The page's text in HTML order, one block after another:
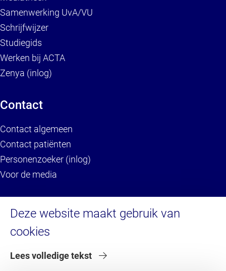
Deze website maakt gebruik van
cookies
Lees volledige tekst
Samenwerking UvA/VU
Schrijfwijzer
Studiegids
Werken bij ACTA
Zenya (inlog)
Contact
Contact algemeen
Contact patiënten
Personenzoeker (inlog)
Voor de media
Service
Brandportal/Huisstijl (inlog)
Servicedesk IT